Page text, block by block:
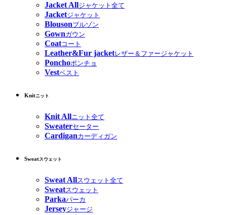
Jacket Allジャケット全て
Jacketジャケット
Blousonブルゾン
Gownガウン
Coatコート
Leather&Fur jacketレザー＆ファージャケット
Ponchoポンチョ
Vestベスト
Knitニット
Knit Allニット全て
Sweaterセーター
Cardiganカーディガン
Sweatスウェット
Sweat Allスウェット全て
Sweatスウェット
Parkaパーカ
Jerseyジャージ